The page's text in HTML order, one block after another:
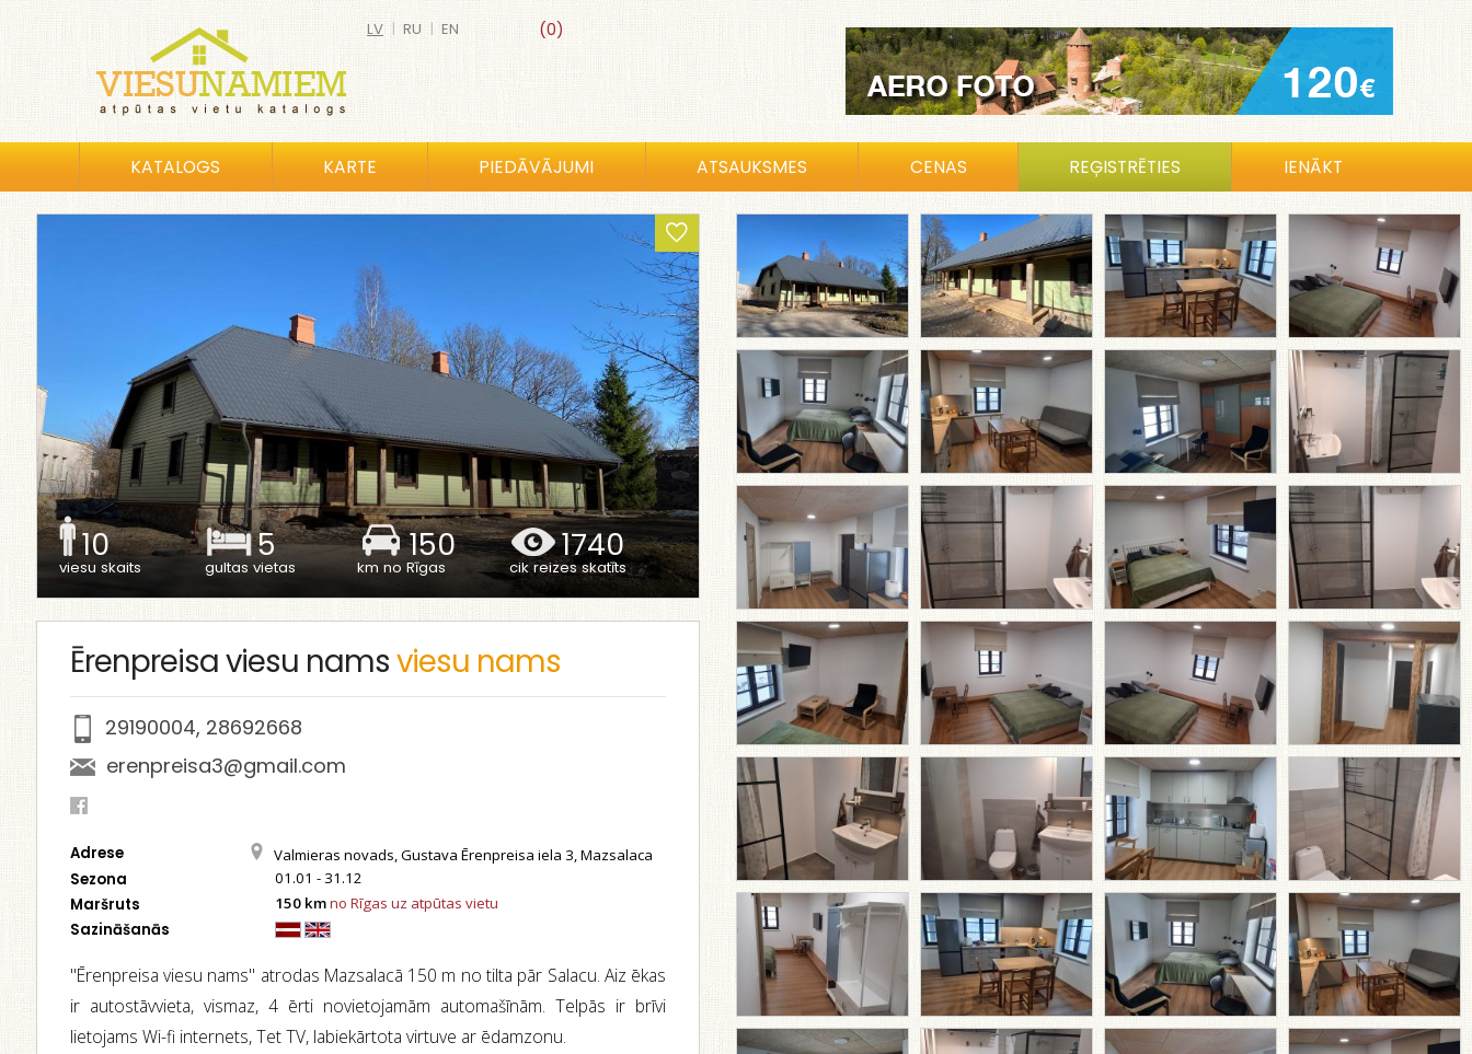
(0)
LV | RU | EN
KATALOGS KARTE PIEDĀVĀJUMI ATSAUKSMES CENAS REĢISTRĒTIES IENĀKT
10
viesu skaits
5
gultas vietas
150
km no Rīgas
1740
cik reizes skatīts
Ērenpreisa viesu namsviesu nams
29190004, 28692668
erenpreisa3@gmail.com
Adrese Valmieras novads, Gustava Ērenpreisa iela 3, Mazsalaca
Sezona 01.01 - 31.12
Maršruts 150 kmno Rīgas uz atpūtas vietu
Sazināšanās
''Ērenpreisa viesu nams'' atrodas Mazsalacā 150 m no tilta pār Salacu. Aiz ēkas
ir autostāvvieta, vismaz, 4 ērti novietojamām automašīnām. Telpās ir brīvi
lietojams Wi-fi internets, Tet TV, labiekārtota virtuve ar ēdamzonu.